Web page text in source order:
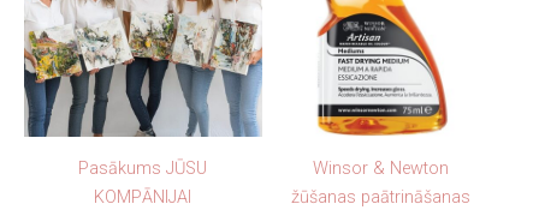
Pasākums JŪSU
KOMPĀNIJAI
Winsor & Newton
žūšanas paātrināšanas